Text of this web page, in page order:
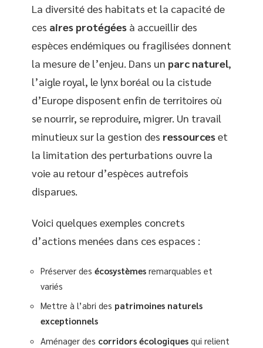
La diversité des habitats et la capacité de
ces aires protégées à accueillir des
espèces endémiques ou fragilisées donnent
la mesure de l’enjeu. Dans un parc naturel,
l’aigle royal, le lynx boréal ou la cistude
d’Europe disposent enfin de territoires où
se nourrir, se reproduire, migrer. Un travail
minutieux sur la gestion des ressourceset
la limitation des perturbations ouvre la
voie au retour d’espèces autrefois
disparues.
Voici quelques exemples concrets
d’actions menées dans ces espaces :
Préserver des écosystèmes remarquables et
variés
Mettre à l’abri des patrimoines naturels
exceptionnels
Aménager des corridors écologiques qui relient